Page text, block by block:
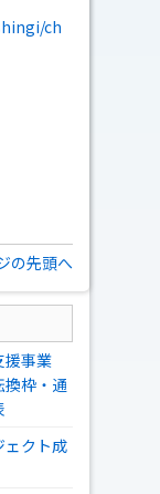
ch
の先頭へ
援事業
換枠・通
クト成